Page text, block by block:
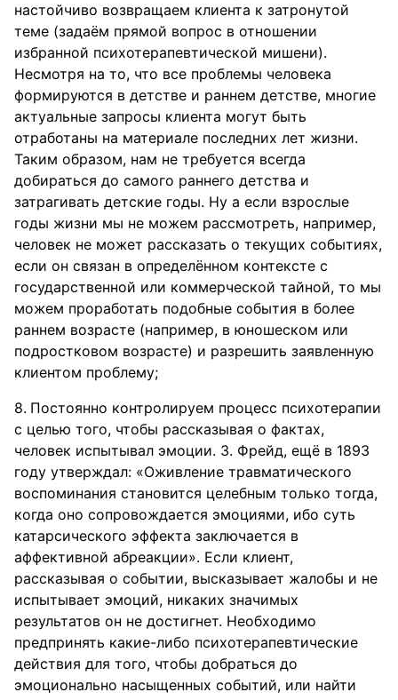
настойчиво возвращаем клиента к затронутой
теме (задаём прямой вопрос в отношении
избранной психотерапевтической мишени).
Несмотря на то, что все проблемы человека
формируются в детстве и раннем детстве, многие
актуальные запросы клиента могут быть
отработаны на материале последних лет жизни.
Таким образом, нам не требуется всегда
добираться до самого раннего детства и
затрагивать детские годы. Ну а если взрослые
годы жизни мы не можем рассмотреть, например,
человек не может рассказать о текущих событиях,
если он связан в определённом контексте с
государственной или коммерческой тайной, то мы
можем проработать подобные события в более
раннем возрасте (например, в юношеском или
подростковом возрасте) и разрешить заявленную
клиентом проблему;
Постоянно контролируем процесс психотерапии
с целью того, чтобы рассказывая о фактах,
человек испытывал эмоции. З. Фрейд, ещё в 1893
году утверждал: «Оживление травматического
воспоминания становится целебным только тогда,
когда оно сопровождается эмоциями, ибо суть
катарсического эффекта заключается в
аффективной абреакции». Если клиент,
рассказывая о событии, высказывает жалобы и не
испытывает эмоций, никаких значимых
результатов он не достигнет. Необходимо
предпринять какие-либо психотерапевтические
действия для того, чтобы добраться до
эмоционально насыщенных событий, или найти